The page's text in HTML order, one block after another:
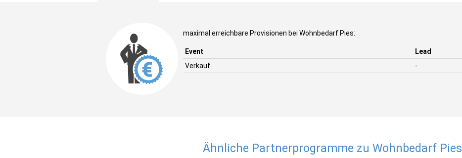
maximal erreichbare Provisionen bei Wohnbedarf Pies:
Event Lead
Verkauf
-
Ähnliche Partnerprogramme zu Wohnbedarf Pies